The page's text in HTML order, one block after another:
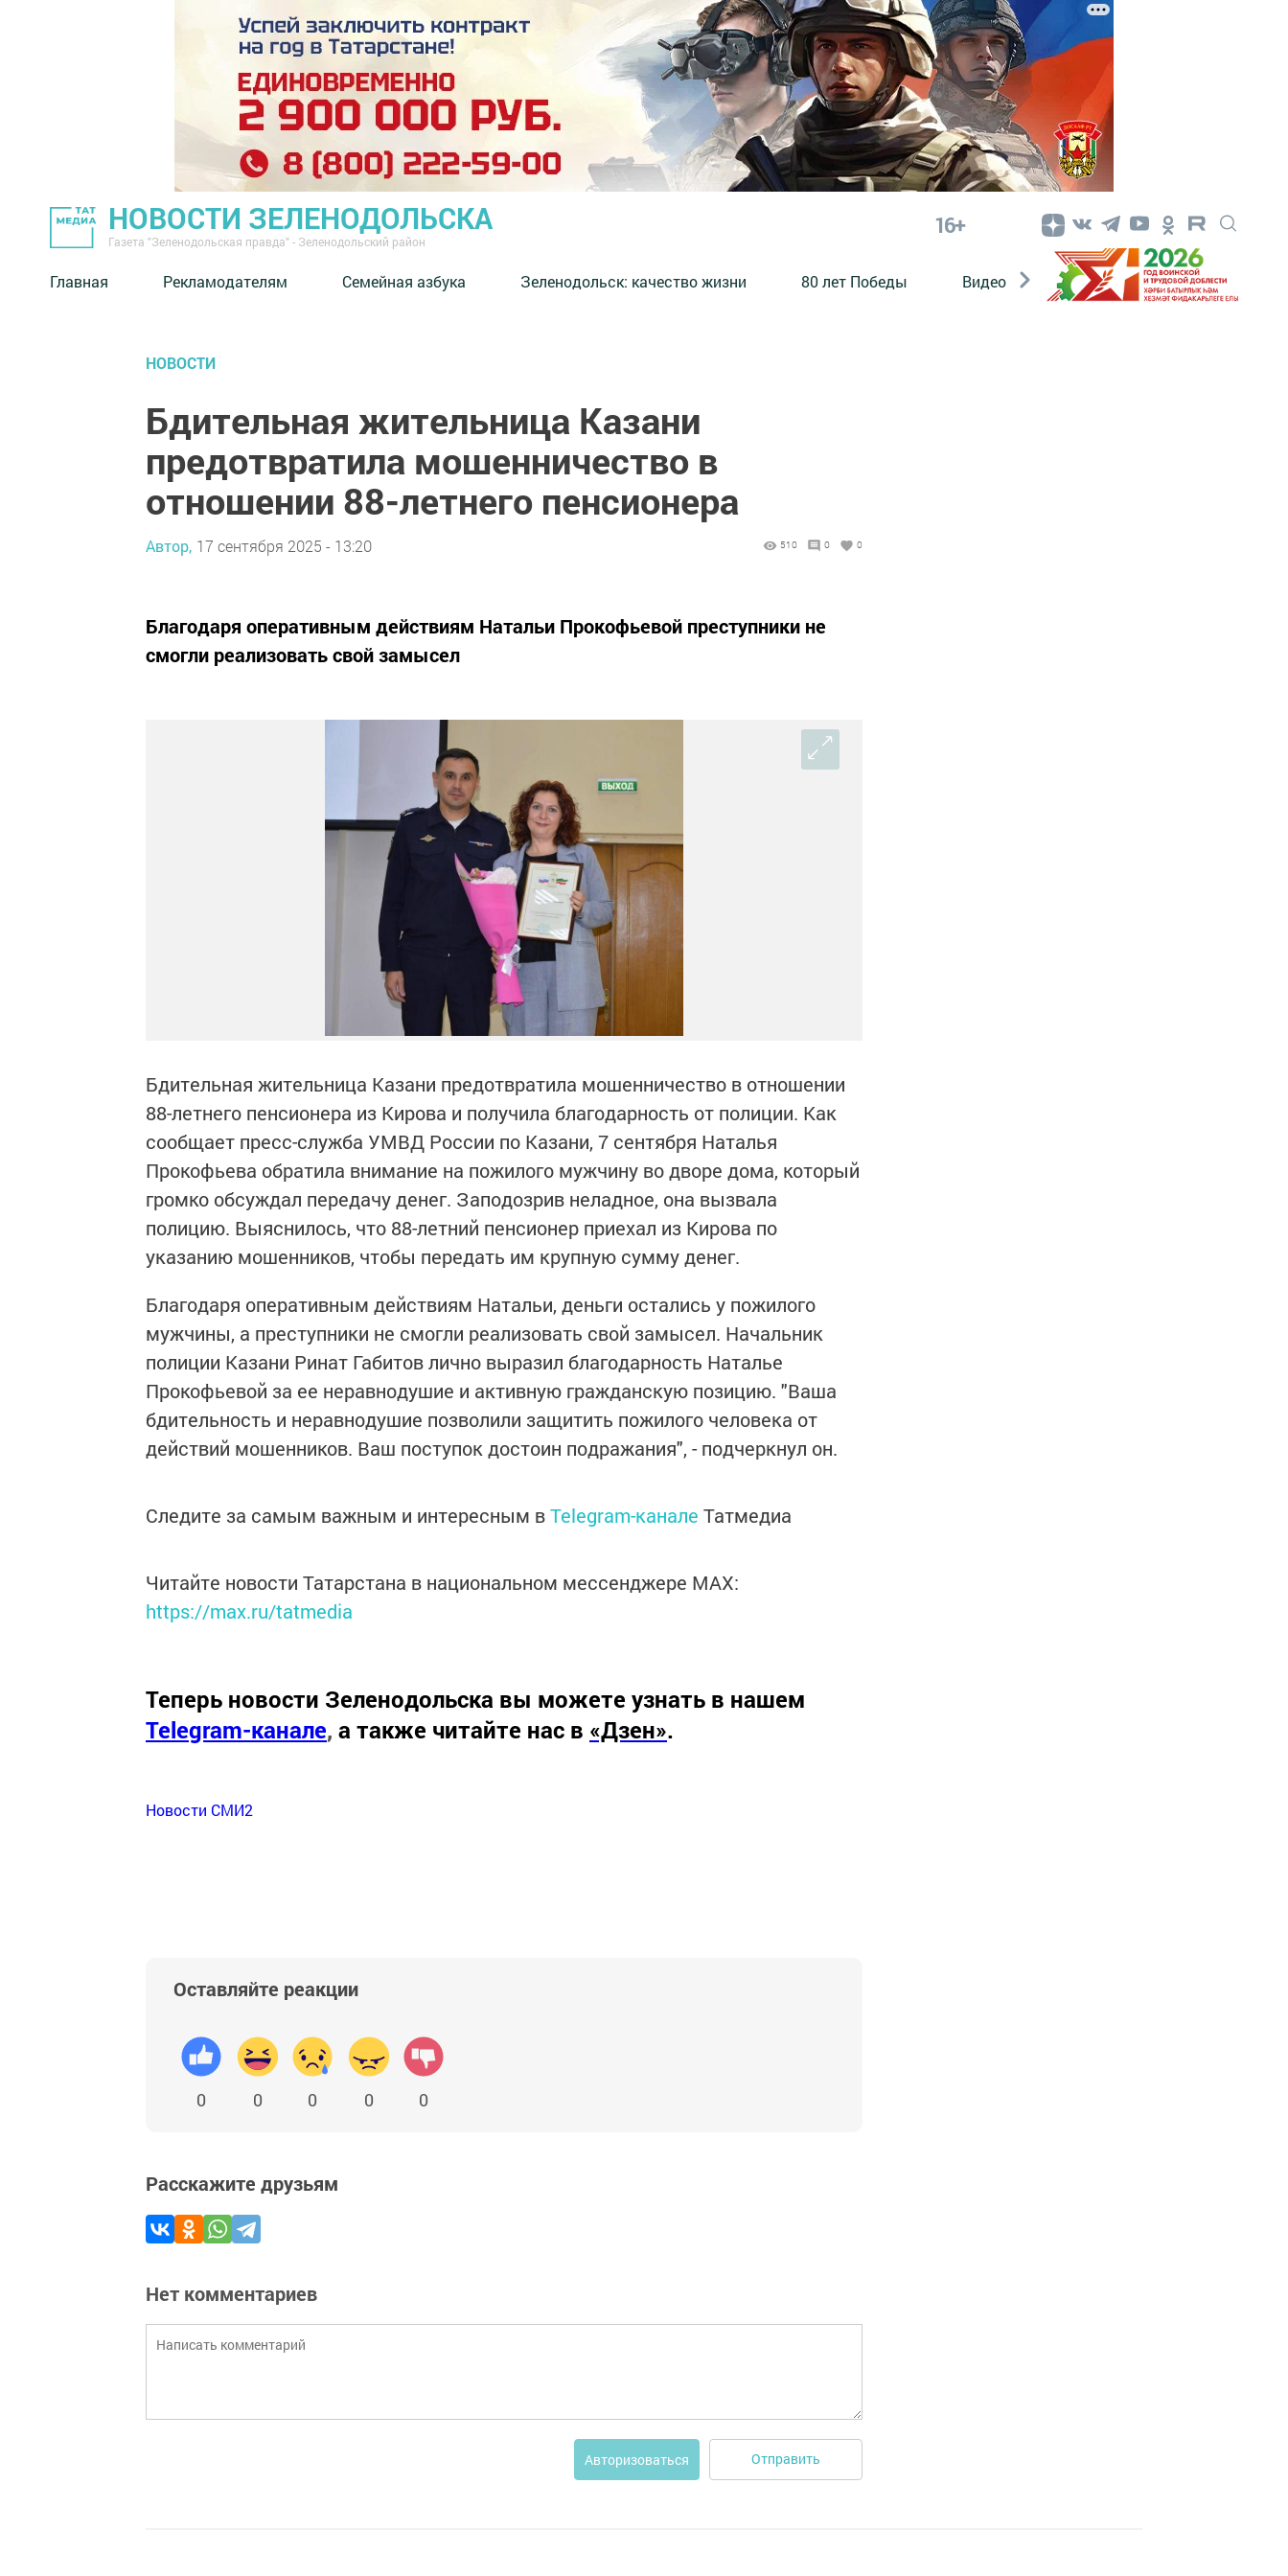
НОВОСТИ ЗЕЛЕНОДОЛЬСКА
Газета "Зеленодольская правда" - Зеленодольский район
16+
Главная Рекламодателям Семейная азбука ⁠Зеленодольск: качество жизни 80 лет Победы Видео Конкурсы ЭтноДети
НОВОСТИ
Бдительная жительница Казани
предотвратила мошенничество в
отношении 88-летнего пенсионера
Автор, 17 сентября 2025 - 13:20 510 0 0
Благодаря оперативным действиям Натальи Прокофьевой преступники не
смогли реализовать свой замысел
Бдительная жительница Казани предотвратила мошенничество в отношении
88-летнего пенсионера из Кирова и получила благодарность от полиции. Как
сообщает пресс-служба УМВД России по Казани, 7 сентября Наталья
Прокофьева обратила внимание на пожилого мужчину во дворе дома, который
громко обсуждал передачу денег. Заподозрив неладное, она вызвала
полицию. Выяснилось, что 88-летний пенсионер приехал из Кирова по
указанию мошенников, чтобы передать им крупную сумму денег.
Благодаря оперативным действиям Натальи, деньги остались у пожилого
мужчины, а преступники не смогли реализовать свой замысел. Начальник
полиции Казани Ринат Габитов лично выразил благодарность Наталье
Прокофьевой за ее неравнодушие и активную гражданскую позицию. "Ваша
бдительность и неравнодушие позволили защитить пожилого человека от
действий мошенников. Ваш поступок достоин подражания", - подчеркнул он.
Следите за самым важным и интересным вTelegram-канале Татмедиа
Читайте новости Татарстана в национальном мессенджере MАХ:
https://max.ru/tatmedia
Теперь новости Зеленодольска вы можете узнать в нашем
Telegram-канале, а также читайте нас в «Дзен».
Новости СМИ2
Оставляйте реакции
0 0 0 0 0
Расскажите друзьям
Нет комментариев
Авторизоваться Отправить